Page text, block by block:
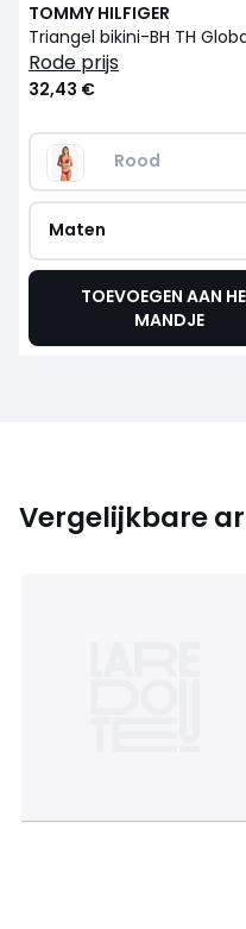
TOMMY HILFIGER
Triangel bikini-BH TH
rode prijs
32,43 €
Rood
Maten
TOEVOEGEN AAN
MANDJE
Vergelijkbare